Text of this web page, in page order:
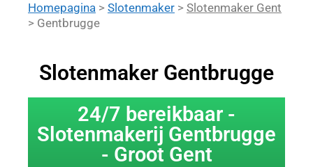
Homepagina > Slotenmaker > Slotenmaker Gent
> Gentbrugge
Slotenmaker Gentbrugge
24/7 bereikbaar -
Slotenmakerij Gentbrugge
- Groot Gent